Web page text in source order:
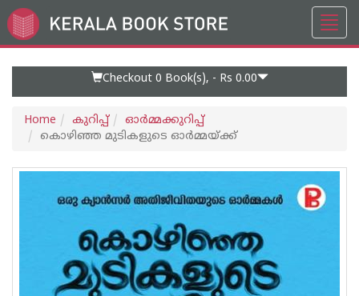
Go
to
Checkout 0 Book(s), - Rs 0.00
Home കുറിപ്പ്‌
ഓര്‍മ്മക്കുറിപ്പ്‌
കൊഴിഞ്ഞ മുടികളുടെ ഓർമ്മയ്ക്ക്